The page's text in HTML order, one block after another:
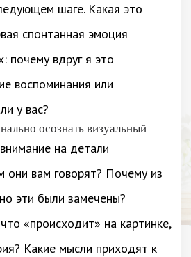
шаге. Какая это
спонтанная эмоция
почему вдруг я это
воспоминания или
у вас?
осознать визуальный
на детали
они вам говорят? Почему из
эти были замечены?
«происходит» на картинке,
Какие мысли приходят к